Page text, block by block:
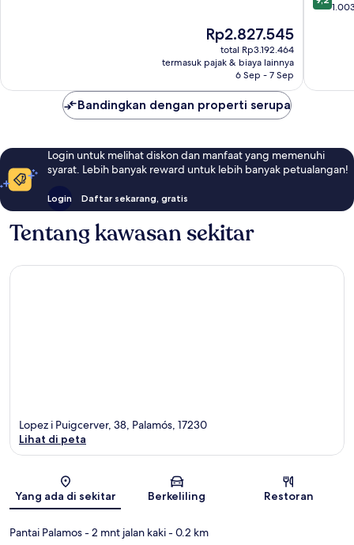
Harga
sekarang
Rp2.827.545
Rp2.827.545
total Rp3.192.464
termasuk pajak & biaya lainnya
6 Sep - 7 Sep
dari
Bandingkan dengan properti serupa
Login untuk melihat diskon dan manfaat yang memenuhi
syarat. Lebih banyak reward untuk lebih banyak petualangan!
Login Daftar sekarang, gratis
Tentang kawasan sekitar
Peta
Lopez i Puigcerver, 38, Palamós, 17230
Lihat di peta
Yang ada di sekitar Berkeliling Restoran
Pantai Palamos- 2 mnt jalan kaki- 0.2 km